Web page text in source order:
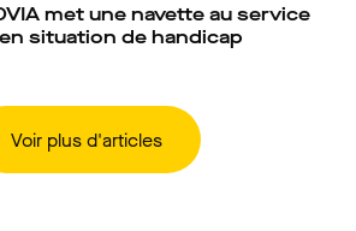
met une navette au service
situation de handicap
Voir plus d'articles